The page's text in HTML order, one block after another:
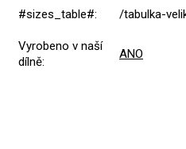
#sizes_table#: /tabulka-
Vyrobeno v naší
dílně:
ANO